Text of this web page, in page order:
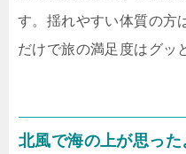
す。揺れやすい体質の方
だけで旅の満足度はグッ
北風で海の上が思った